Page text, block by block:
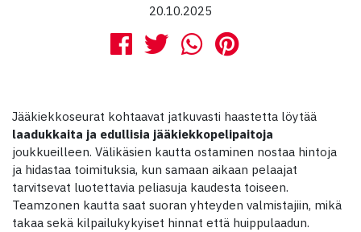
20.10.2025
Jääkiekkoseurat kohtaavat jatkuvasti haastetta löytää
laadukkaita ja edullisia jääkiekkopelipaitoja
joukkueilleen. Välikäsien kautta ostaminen nostaa hintoja
ja hidastaa toimituksia, kun samaan aikaan pelaajat
tarvitsevat luotettavia peliasuja kaudesta toiseen.
Teamzonen kautta saat suoran yhteyden valmistajiin, mikä
takaa sekä kilpailukykyiset hinnat että huippulaadun.